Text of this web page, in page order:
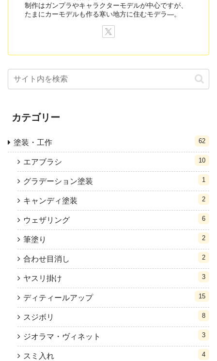
制作はガンプラやキャラクターモデルが中心ですが、
たまにカーモデルも作る寒い地方に住むモデラ―。
カテゴリー
塗装・工作 62
エアブラシ 10
グラデーション塗装 1
キャンディ塗装 2
ウェザリング 6
筆塗り 2
合わせ目消し 2
ヤスリ掛け 3
ディティールアップ 15
スジボリ 8
ジオラマ・ヴィネット 3
スミ入れ 4